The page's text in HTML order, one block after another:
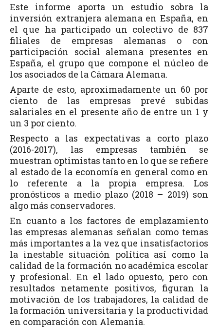
Este informe aporta un estudio sobra la
inversión extranjera alemana en España, en
el que ha participado un colectivo de 837
filiales de empresas alemanas o con
participación social alemana presentes en
España, el grupo que compone el núcleo de
los asociados de la Cámara Alemana.
Aparte de esto, aproximadamente un 60 por
ciento de las empresas prevé subidas
salariales en el presente año de entre un 1 y
un 3 por ciento.
Respecto a las expectativas a corto plazo
(2016-2017), las empresas también se
muestran optimistas tanto en lo que se refiere
al estado de la economía en general como en
lo referente a la propia empresa. Los
pronósticos a medio plazo (2018 – 2019) son
algo más conservadores.
En cuanto a los factores de emplazamiento
las empresas alemanas señalan como temas
más importantes a la vez que insatisfactorios
la inestable situación política así como la
calidad de la formación no académica escolar
y profesional. En el lado opuesto, pero con
resultados netamente positivos, figuran la
motivación de los trabajadores, la calidad de
la formación universitaria y la productividad
en comparación con Alemania.